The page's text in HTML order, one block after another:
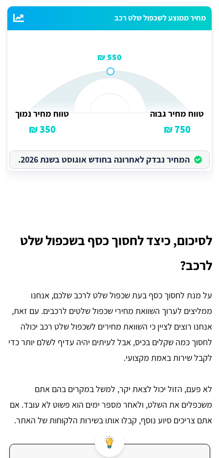
מחיר ממוצע לשכפול שלט רכב
550 ₪
טווח מחיר גבוה
750 ₪
טווח מחיר נמוך
350 ₪
המחיר נבדק לאחרונה בחודש אוגוסט בשנת 2026.
לסיכום, כיצד לחסוך כסף בשכפול שלט
לרכב?
על מנת לחסוך כסף בעת שכפול שלט לרכב שלכם, אנחנו
ממליצים לערוך השוואת מחירי שכפול שלטים לרכבים. עם זאת,
אנחנו רוצים לציין כי השוואת מחירים לשכפול שלט רכב יכולה
לחסוך כמה שקלים בכיס, אבל לעיתים יהיה עדיף לשלם יותר כדי
לקבל שירות באמת מקצועי.
לא פעם, הזול יכול לצאת יקר, למשל במקרים בהם אתם
משכפלים את השלט, ולאחר מספר ימים הוא פשוט לא עובד. אם
אתם צריכים סיוע נוסף, קבלו אותו בשירות הלקוחות של האתר.